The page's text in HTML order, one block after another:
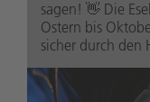
sagen! 👋 Die
Ostern bis
sicher durch den